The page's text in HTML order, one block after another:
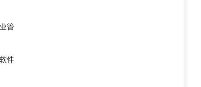
管
件